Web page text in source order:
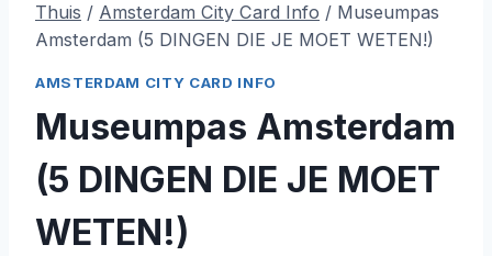
Thuis / Amsterdam City Card Info / Museumpas
Amsterdam (5 DINGEN DIE JE MOET WETEN!)
AMSTERDAM CITY CARD INFO
Museumpas Amsterdam
(5 DINGEN DIE JE MOET
WETEN!)